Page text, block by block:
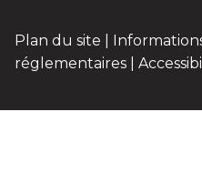
Plan du site
réglementaires